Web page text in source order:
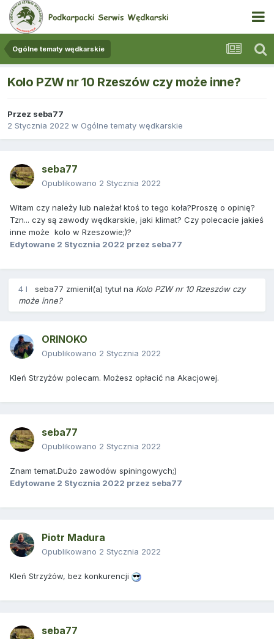
Ogólne tematy wędkarskie
Kolo PZW nr 10 Rzeszów czy może inne?
Przez seba77
2 Stycznia 2022 w Ogólne tematy wędkarskie
seba77
Opublikowano 2 Stycznia 2022
Witam czy należy lub należał ktoś to tego koła?Proszę o opinię?
Tzn... czy są zawody wędkarskie, jaki klimat? Czy polecacie jakieś
inne może kolo w Rzeszowie;)?
Edytowane 2 Stycznia 2022 przez seba77
4 l seba77 zmienił(a) tytuł na Kolo PZW nr 10 Rzeszów czy
może inne?
ORINOKO
Opublikowano 2 Stycznia 2022
Kleń Strzyżów polecam. Możesz opłacić na Akacjowej.
seba77
Opublikowano 2 Stycznia 2022
Znam temat.Dużo zawodów spiningowych;)
Edytowane 2 Stycznia 2022 przez seba77
Piotr Madura
Opublikowano 2 Stycznia 2022
Kleń Strzyżów, bez konkurencji
seba77